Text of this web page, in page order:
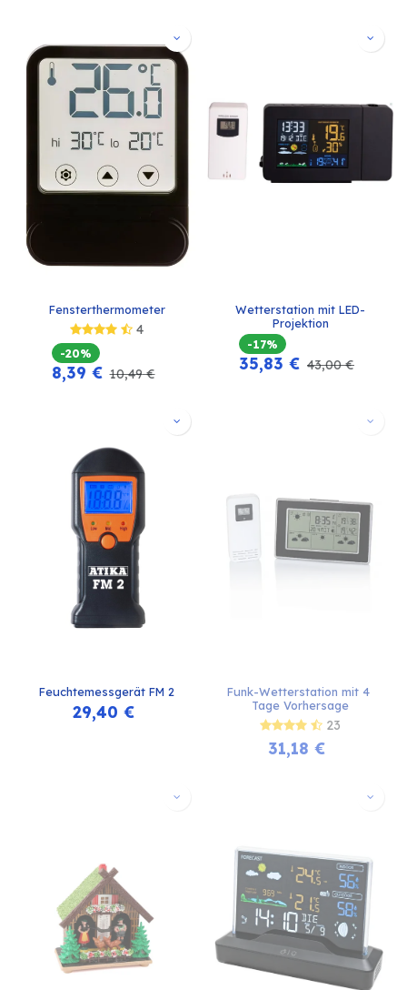
Fensterthermometer
4
-20%
8,39 € 10,49€
Wetterstation mit LED-
Projektion
-17%
35,83 € 43,00€
Feuchtemessgerät FM 2
29,40 €
Funk-Wetterstation mit 4
Tage Vorhersage
23
31,18 €